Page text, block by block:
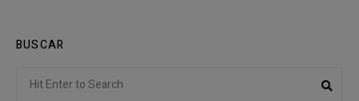
BUSCAR
for: